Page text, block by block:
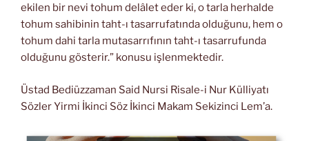
ekilen bir nevi tohum delâlet eder ki, o tarla herhalde
tohum sahibinin taht-ı tasarrufatında olduğunu, hem o
tohum dahi tarla mutasarrıfının taht-ı tasarrufunda
olduğunu gösterir.” konusu işlenmektedir.
Üstad Bediüzzaman Said Nursi Risale-i Nur Külliyatı
Sözler Yirmi İkinci Söz İkinci Makam Sekizinci Lem’a.